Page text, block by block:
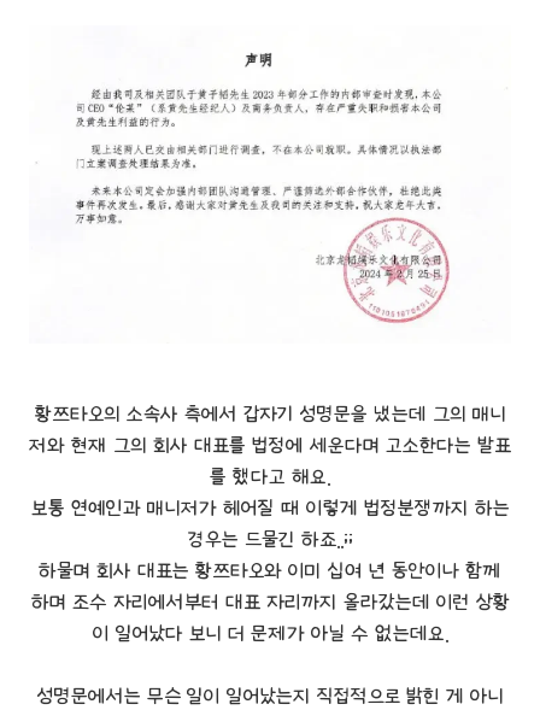
황쯔타오의 소속사 측에서 갑자기 성명문을 냈는데 그의 매니
저와 현재 그의 회사 대표를 법정에 세운다며 고소한다는 발표
를 했다고 해요.
보통 연예인과 매니저가 헤어질 때 이렇게 법정분쟁까지 하는
경우는 드물긴 하죠..;;
하물며 회사 대표는 황쯔타오와 이미 십여 년 동안이나 함께
하며 조수 자리에서부터 대표 자리까지 올라갔는데 이런 상황
이 일어났다 보니 더 문제가 아닐 수 없는데요.
성명문에서는 무슨 일이 일어났는지 직접적으로 밝힌 게 아니